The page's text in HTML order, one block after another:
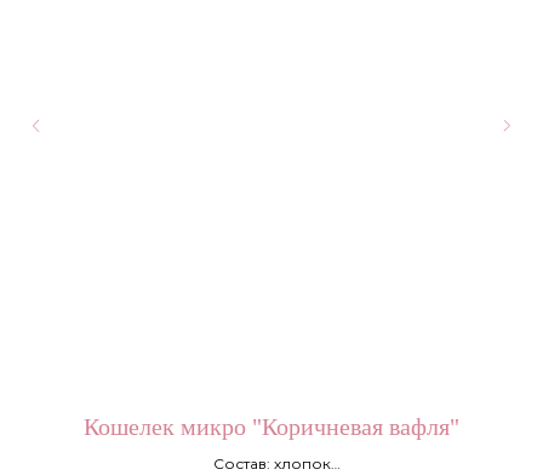
Кошелек микро "Коричневая вафля"
Состав: хлопок